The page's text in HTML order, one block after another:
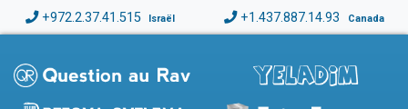
+972.2.37.41.515 Israël +1.437.887.14.93 Canada